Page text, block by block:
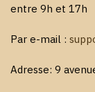
entre 9h et 17h
Par e-mail :
Adresse: 9